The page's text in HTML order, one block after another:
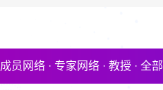
成员网络 · 专家网络 · 教授 · 全部